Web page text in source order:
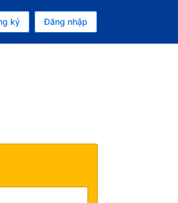
là Đô la Mỹ
bạn là Tiếng Việt
ký Đăng nhập